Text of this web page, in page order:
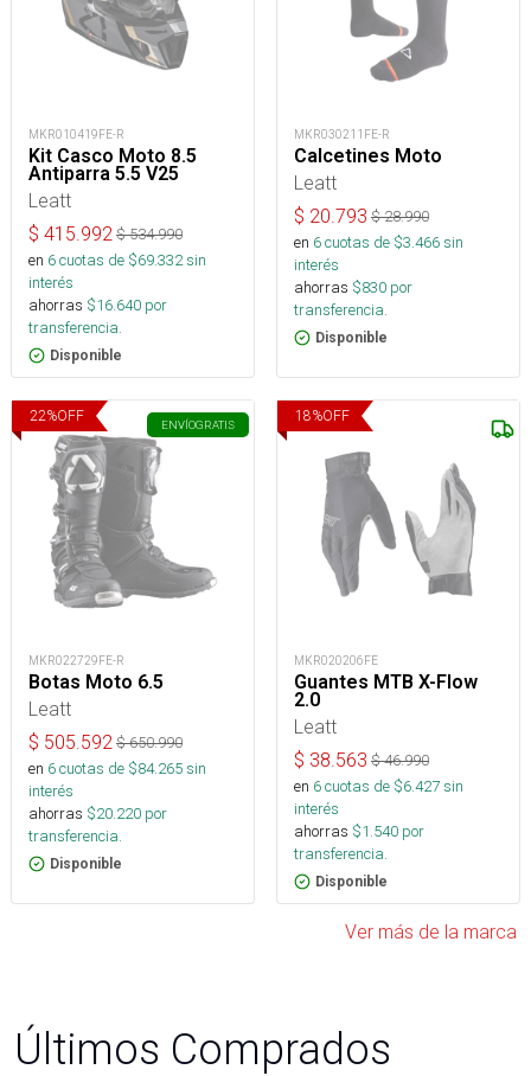
MKR010419FE-R
Kit Casco Moto 8.5
Antiparra 5.5 V25
Leatt
$ 415.992 $534.990
en 6cuotas de $69.332sin
interés
ahorras $16.640 por
transferencia.
Disponible
MKR030211FE-R
Calcetines Moto
Leatt
$ 20.793 $28.990
en 6cuotas de $3.466sin
interés
ahorras $830 por
transferencia.
Disponible
22%OFF
ENVÍOGRATIS
MKR022729FE-R
Botas Moto 6.5
Leatt
$ 505.592 $650.990
en 6cuotas de $84.265sin
interés
ahorras $20.220 por
transferencia.
Disponible
18%OFF
MKR020206FE
Guantes MTB X-Flow
2.0
Leatt
$ 38.563 $46.990
en 6cuotas de $6.427sin
interés
ahorras $1.540 por
transferencia.
Disponible
Ver más de la marca
Últimos Comprados